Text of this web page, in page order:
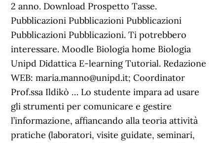
2 anno. Download Prospetto Tasse.
Pubblicazioni Pubblicazioni Pubblicazioni
Pubblicazioni Pubblicazioni. Ti potrebbero
interessare. Moodle Biologia home Biologia
Unipd Didattica E-learning Tutorial. Redazione
WEB: maria.manno@unipd.it; Coordinator
Prof.ssa Ildikò … Lo studente impara ad usare
gli strumenti per comunicare e gestire
l’informazione, affiancando alla teoria attività
pratiche (laboratori, visite guidate, seminari,